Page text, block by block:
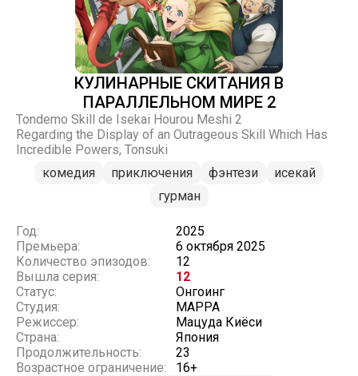
КУЛИНАРНЫЕ СКИТАНИЯ В
ПАРАЛЛЕЛЬНОМ МИРЕ 2
Tondemo Skill de Isekai Hourou Meshi 2
Regarding the Display of an Outrageous Skill Which Has
Incredible Powers, Tonsuki
комедия
приключения фэнтези
исекай
гурман
Год:
2025
Премьера:
6 октября 2025
Количество эпизодов:
12
Вышла серия:
12
Статус:
Онгоинг
Студия:
MAPPA
Режиссер:
Мацуда Киёси
Страна:
Япония
Продолжительность:
23
Возрастное ограничение:
16+